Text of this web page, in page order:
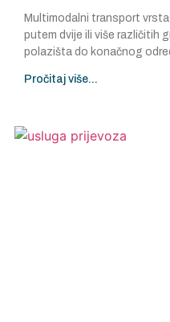
Multimodalni transport
putem dvije ili više različitih
polazišta do konačnog
Pročitaj više...